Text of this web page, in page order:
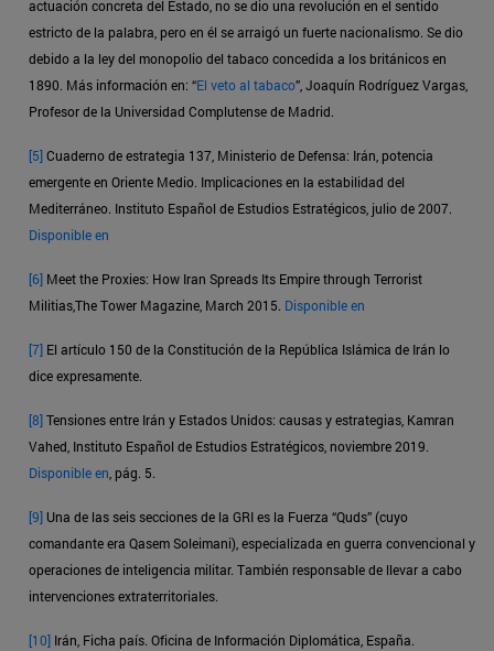
actuación concreta del Estado, no se dio una revolución en el sentido
estricto de la palabra, pero en él se arraigó un fuerte nacionalismo. Se dio
debido a la ley del monopolio del tabaco concedida a los británicos en
1890. Más información en: “El veto al tabaco”, Joaquín Rodríguez Vargas,
Profesor de la Universidad Complutense de Madrid.
[5]Cuaderno de estrategia 137, Ministerio de Defensa: Irán, potencia
emergente en Oriente Medio. Implicaciones en la estabilidad del
Mediterráneo. Instituto Español de Estudios Estratégicos, julio de 2007.
Disponible en
[6] Meet the Proxies: How Iran Spreads Its Empire through Terrorist
Militias,The Tower Magazine, March 2015. Disponible en
[7] El artículo 150 de la Constitución de la República Islámica de Irán lo
dice expresamente.
[8]Tensiones entre Irán y Estados Unidos: causas y estrategias, Kamran
Vahed, Instituto Español de Estudios Estratégicos, noviembre 2019.
Disponible en , pág. 5.
[9] Una de las seis secciones de la GRI es la Fuerza “Quds” (cuyo
comandante era Qasem Soleimani), especializada en guerra convencional y
operaciones de inteligencia militar. También responsable de llevar a cabo
intervenciones extraterritoriales.
[10] Irán, Ficha país. Oficina de Información Diplomática, España.